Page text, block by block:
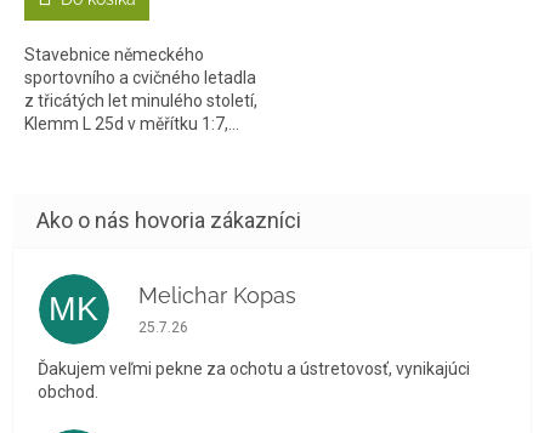
Stavebnice německého
sportovního a cvičného letadla
z třicátých let minulého století,
Klemm L 25d v měřítku 1:7,...
MK Melichar Kopas
Hodnotenie obchodu je 5 z 5 hviezdičiek.
25.7.26
Ďakujem veľmi pekne za ochotu a ústretovosť, vynikajúci
obchod.